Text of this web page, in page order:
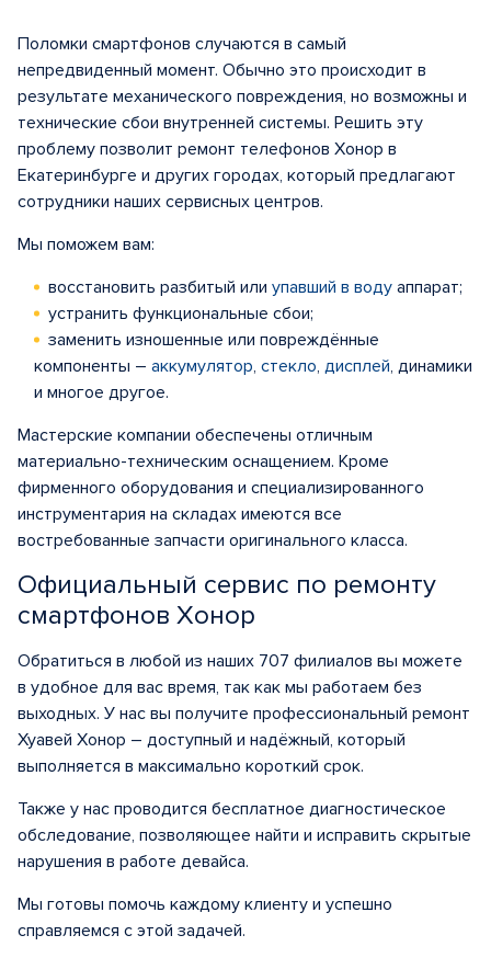
Поломки смартфонов случаются в самый
непредвиденный момент. Обычно это происходит в
результате механического повреждения, но возможны и
технические сбои внутренней системы. Решить эту
проблему позволит ремонт телефонов Хонор в
Екатеринбурге и других городах, который предлагают
сотрудники наших сервисных центров.
Мы поможем вам:
восстановить разбитый или упавший в воду аппарат;
устранить функциональные сбои;
заменить изношенные или повреждённые
компоненты – аккумулятор, стекло, дисплей, динамики
и многое другое.
Мастерские компании обеспечены отличным
материально-техническим оснащением. Кроме
фирменного оборудования и специализированного
инструментария на складах имеются все
востребованные запчасти оригинального класса.
Официальный сервис по ремонту
смартфонов Хонор
Обратиться в любой из наших 707 филиалов вы можете
в удобное для вас время, так как мы работаем без
выходных. У нас вы получите профессиональный ремонт
Хуавей Хонор – доступный и надёжный, который
выполняется в максимально короткий срок.
Также у нас проводится бесплатное диагностическое
обследование, позволяющее найти и исправить скрытые
нарушения в работе девайса.
Мы готовы помочь каждому клиенту и успешно
справляемся с этой задачей.